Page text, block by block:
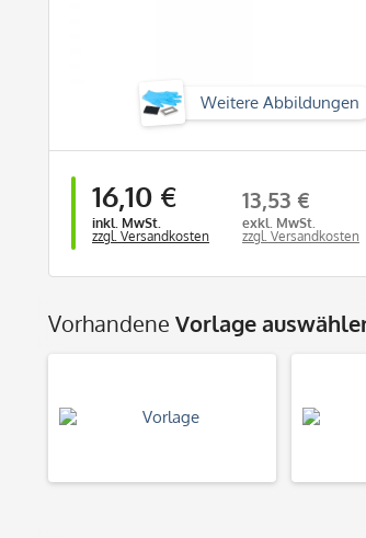
Weitere Abbildungen
16,10 €
inkl. MwSt.
zzgl. Versandkosten
13,53 €
exkl. MwSt.
zzgl. Versandkosten
Vorhandene Vorlage